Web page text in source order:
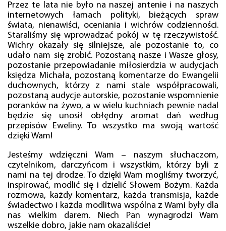
Przez te lata nie było na naszej antenie i na naszych
internetowych łamach polityki, bieżących spraw
świata, nienawiści, oceniania i wichrów codzienności.
Staraliśmy się wprowadzać pokój w tę rzeczywistość.
Wichry okazały się silniejsze, ale pozostanie to, co
udało nam się zrobić. Pozostaną nasze i Wasze głosy,
pozostanie przepowiadanie miłosierdzia w audycjach
księdza Michała, pozostaną komentarze do Ewangelii
duchownych, którzy z nami stale współpracowali,
pozostaną audycje autorskie, pozostanie wspomnienie
poranków na żywo, a w wielu kuchniach pewnie nadal
będzie się unosił obłędny aromat dań według
przepisów Eweliny. To wszystko ma swoją wartość
dzięki Wam!
Jesteśmy wdzięczni Wam – naszym słuchaczom,
czytelnikom, darczyńcom i wszystkim, którzy byli z
nami na tej drodze. To dzięki Wam mogliśmy tworzyć,
inspirować, modlić się i dzielić Słowem Bożym. Każda
rozmowa, każdy komentarz, każda transmisja, każde
świadectwo i każda modlitwa wspólna z Wami były dla
nas wielkim darem. Niech Pan wynagrodzi Wam
wszelkie dobro, jakie nam okazaliście!